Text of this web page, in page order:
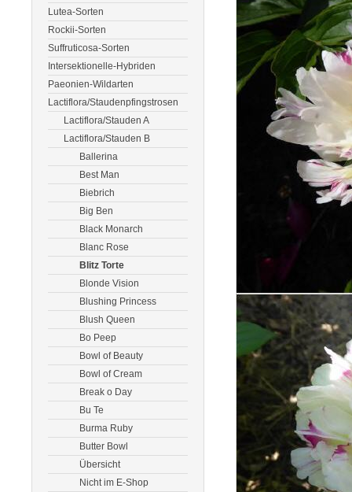
Lutea-Sorten
Rockii-Sorten
Suffruticosa-Sorten
Intersektionelle-Hybriden
Paeonien-Wildarten
Lactiflora/Staudenpfingstrosen
Lactiflora/Stauden A
Lactiflora/Stauden B
Ballerina
Best Man
Biebrich
Big Ben
Black Monarch
Blanc Rose
Blitz Torte
Blonde Vision
Blushing Princess
Blush Queen
Bo Peep
Bowl of Beauty
Bowl of Cream
Break o Day
Bu Te
Burma Ruby
Butter Bowl
Übersicht
Nicht im E-Shop